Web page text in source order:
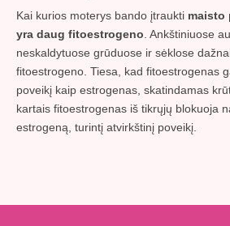
Kai kurios moterys bando įtraukti maisto
yra daug fitoestrogeno. Ankštiniuose
neskaldytuose grūduose ir sėklose
fitoestrogeno. Tiesa, kad fitoestrogenas
poveikį kaip estrogenas, skatindamas
kartais fitoestrogenas iš tikrųjų blokuoja
estrogeną, turintį atvirkštinį poveikį.